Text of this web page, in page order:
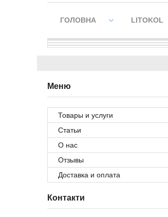
ГОЛОВНА LITOKOL
Товары и услуги
Статьи
О нас
Отзывы
Доставка и оплата
Контакти